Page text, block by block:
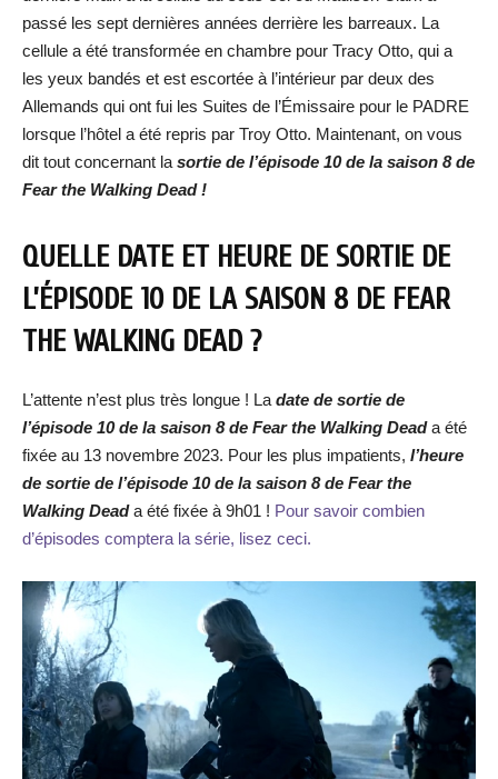
passé les sept dernières années derrière les barreaux. La
cellule a été transformée en chambre pour Tracy Otto, qui a
les yeux bandés et est escortée à l’intérieur par deux des
Allemands qui ont fui les Suites de l’Émissaire pour le PADRE
lorsque l’hôtel a été repris par Troy Otto. Maintenant, on vous
dit tout concernant la sortie de l’épisode 10 de la saison 8 de
Fear the Walking Dead !
QUELLE DATE ET HEURE DE SORTIE DE
L’ÉPISODE 10 DE LA SAISON 8 DE FEAR
THE WALKING DEAD ?
L’attente n’est plus très longue ! La date de sortie de
l’épisode 10 de la saison 8 de Fear the Walking Deada été
fixée au 13 novembre 2023. Pour les plus impatients, l’heure
de sortie de l’épisode 10 de la saison 8 de Fear the
Walking Deada été fixée à 9h01 ! Pour savoir combien
d’épisodes comptera la série, lisez ceci.